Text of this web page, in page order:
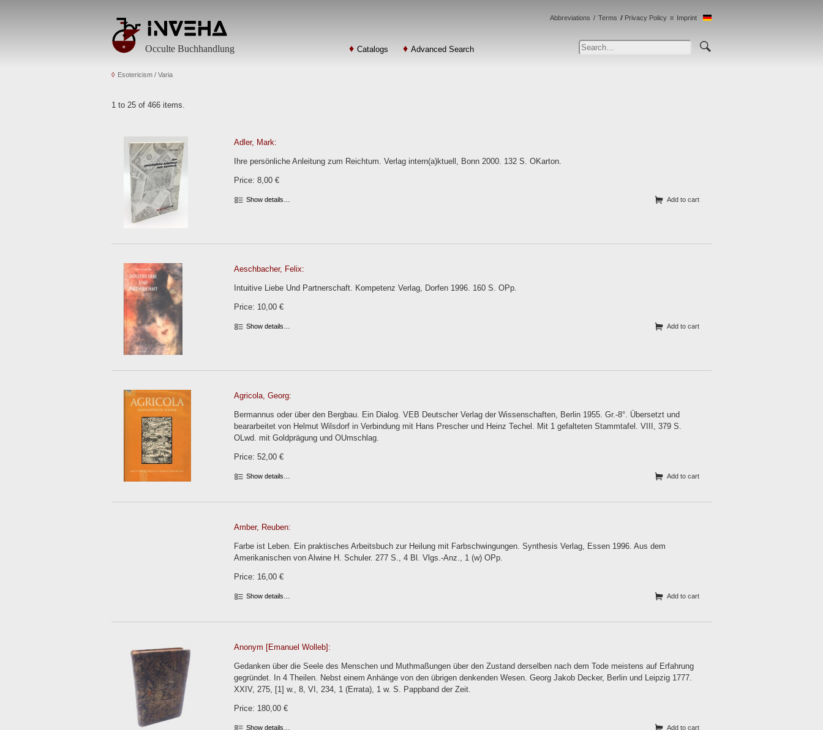
Occulte Buchhandlung Catalogs Advanced Search
Abbreviations Terms Privacy Policy Imprint
Esotericism / Varia
1 to 25 of 466 items.
Adler, Mark:
Ihre persönliche Anleitung zum Reichtum. Verlag intern(a)ktuell, Bonn 2000. 132 S. OKarton.
Price: 8,00 €
Show details… Add to cart
Aeschbacher, Felix:
Intuitive Liebe Und Partnerschaft. Kompetenz Verlag, Dorfen 1996. 160 S. OPp.
Price: 10,00 €
Show details… Add to cart
Agricola, Georg:
Bermannus oder über den Bergbau. Ein Dialog. VEB Deutscher Verlag der Wissenschaften, Berlin 1955. Gr.-8°. Übersetzt und
beararbeitet von Helmut Wilsdorf in Verbindung mit Hans Prescher und Heinz Techel. Mit 1 gefalteten Stammtafel. VIII, 379 S.
OLwd. mit Goldprägung und OUmschlag.
Price: 52,00 €
Show details… Add to cart
Amber, Reuben:
Farbe ist Leben. Ein praktisches Arbeitsbuch zur Heilung mit Farbschwingungen. Synthesis Verlag, Essen 1996. Aus dem
Amerikanischen von Alwine H. Schuler. 277 S., 4 Bl. Vlgs.-Anz., 1 (w) OPp.
Price: 16,00 €
Show details… Add to cart
Anonym [Emanuel Wolleb]:
Gedanken über die Seele des Menschen und Muthmaßungen über den Zustand derselben nach dem Tode meistens auf Erfahrung
gegründet. In 4 Theilen. Nebst einem Anhänge von den übrigen denkenden Wesen. Georg Jakob Decker, Berlin und Leipzig 1777.
XXIV, 275, [1] w., 8, VI, 234, 1 (Errata), 1 w. S. Pappband der Zeit.
Price: 180,00 €
Show details… Add to cart